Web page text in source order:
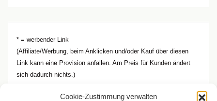
Cookie-Zustimmung verwalten
* = werbender Link
(Affiliate/Werbung, beim Anklicken und/oder Kauf über diesen
Link kann eine Provision anfallen. Am Preis für Kunden ändert
sich dadurch nichts.)